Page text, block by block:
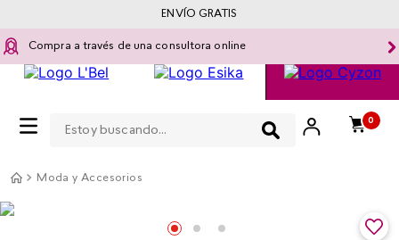
Compra a través de una consultora online
0
ENVÍO GRATIS
Moda y Accesorios